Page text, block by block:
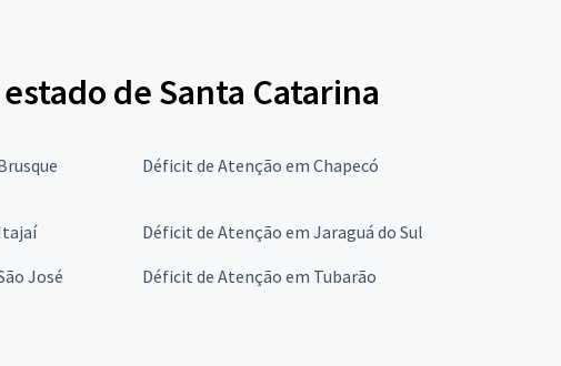
de Santa Catarina
Déficit de Atenção em Chapecó
Déficit de Atenção em Jaraguá do Sul
José Déficit de Atenção em Tubarão